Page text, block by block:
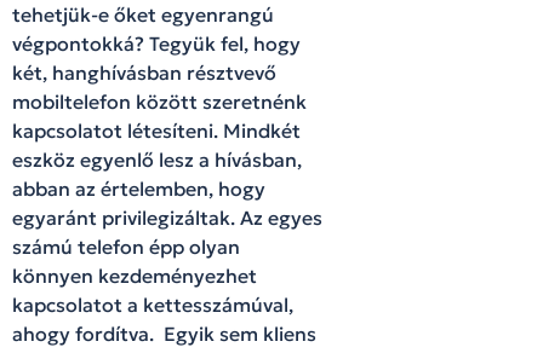
tehetjük-e őket egyenrangú
végpontokká? Tegyük fel, hogy
két, hanghívásban résztvevő
mobiltelefon között szeretnénk
kapcsolatot létesíteni. Mindkét
eszköz egyenlő lesz a hívásban,
abban az értelemben, hogy
egyaránt privilegizáltak. Az egyes
számú telefon épp olyan
könnyen kezdeményezhet
kapcsolatot a kettesszámúval,
ahogy fordítva. Egyik sem kliens